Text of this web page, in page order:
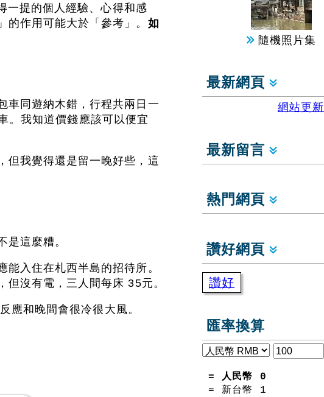
一提的個人經驗、心得和感
作用可能大於「參考」。 如
車同遊納木錯，行程共兩日一
。我知道價錢應該可以便宜
但我覺得還是留一晚好些，這
是這麼糟。
入住在札西半島的招待所。
沒有電，三人間每床 35元。
應和晚間會很冷很大風。
隨機照片集
最新網頁
網站更新
最新留言
熱門網頁
讚好網頁
讚好
匯率換算
= 人民幣 0
= 新台幣 1